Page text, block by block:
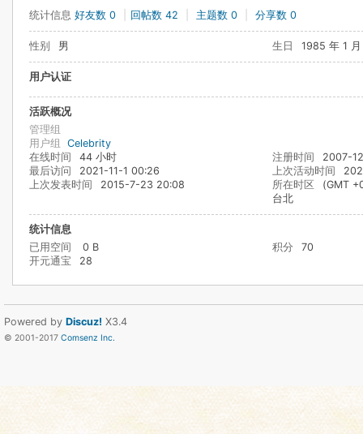
统计信息 好友数 0 回帖数 42 主题数 0 分享数 0
性别 男 生日 1985 年 1
用户认证
活跃概况
管理组
用户组 Celebrity
在线时间
44 小时 注册时间
2007-
最后访问
2021-11-1 00:26 上次活动时间
上次发表时间
2015-7-23 20:08 所在时区
(GMT
台北
统计信息
已用空间
0 B 积分
70
开元通宝
28
Powered by Discuz! X3.4
© 2001-2017 Comsenz Inc.